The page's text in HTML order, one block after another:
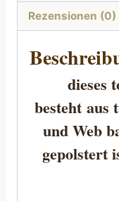
Rezensionen (0)
dieses
besteht aus
und Web
gepolstert